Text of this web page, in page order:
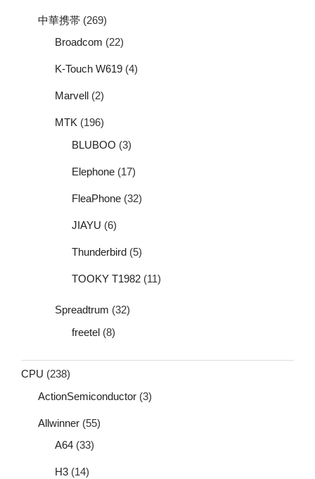
中華携帯 (269)
Broadcom (22)
K-Touch W619 (4)
Marvell (2)
MTK (196)
BLUBOO (3)
Elephone (17)
FleaPhone (32)
JIAYU (6)
Thunderbird (5)
TOOKY T1982 (11)
Spreadtrum (32)
freetel (8)
CPU (238)
ActionSemiconductor (3)
Allwinner (55)
A64 (33)
H3 (14)